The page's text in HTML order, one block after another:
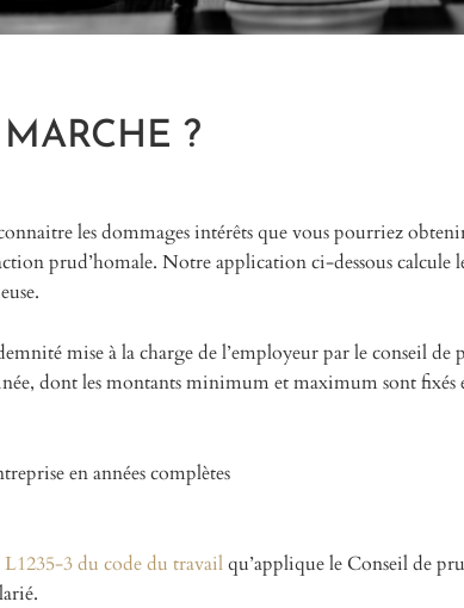
?
les dommages intérêts que vous pourriez
prud’homale. Notre application ci-dessous
mise à la charge de l’employeur par le conseil
dont les montants minimum et maximum sont fixés
en années complètes
L1235-3 du code du travailqu’applique le Conseil de